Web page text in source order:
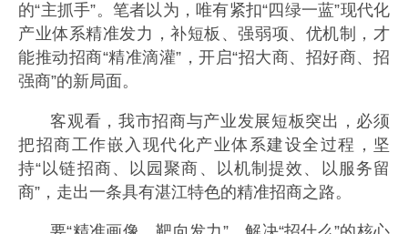
的“主抓手”。笔者以为，唯有紧扣“四绿一蓝”现代化
产业体系精准发力，补短板、强弱项、优机制，才
能推动招商“精准滴灌”，开启“招大商、招好商、招
强商”的新局面。
客观看，我市招商与产业发展短板突出，必须
把招商工作嵌入现代化产业体系建设全过程，坚
持“以链招商、以园聚商、以机制提效、以服务留
商”，走出一条具有湛江特色的精准招商之路。